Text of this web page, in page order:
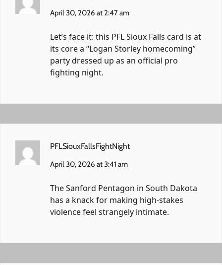
April 30, 2026 at 2:47 am
Let’s face it: this PFL Sioux Falls card is at
its core a “Logan Storley homecoming”
party dressed up as an official pro
fighting night.
PFLSiouxFallsFightNight
April 30, 2026 at 3:41 am
The Sanford Pentagon in South Dakota
has a knack for making high-stakes
violence feel strangely intimate.